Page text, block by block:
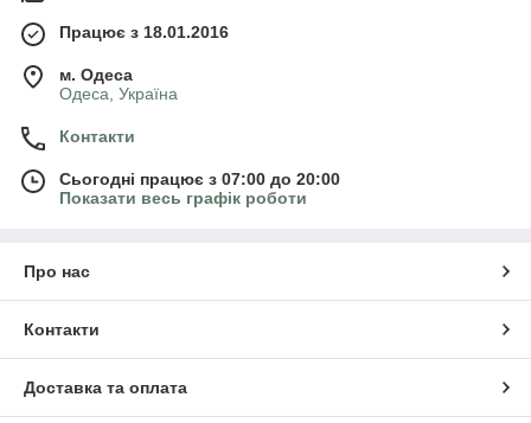
Працює з 18.01.2016
м. Одеса
Одеса, Україна
Контакти
Сьогодні працює з 07:00 до 20:00
Показати весь графік роботи
Про нас
Контакти
Доставка та оплата